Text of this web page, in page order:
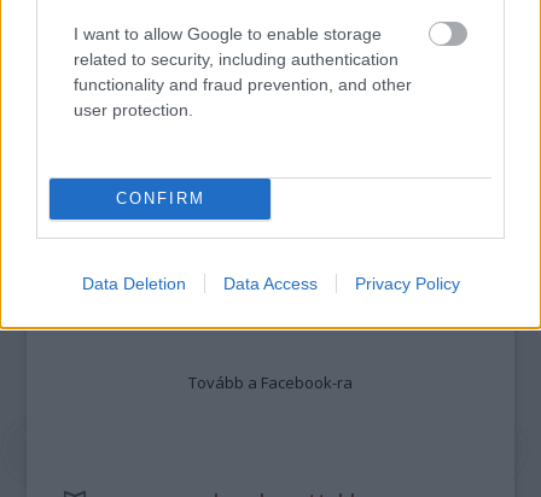
I want to allow Google to enable storage
related to security, including authentication
functionality and fraud prevention, and other
user protection.
CONFIRM
Data Deletion Data Access Privacy Policy
MUCSI ZOLTÁN VISSZATÉR – EGY ÉLETEM
STAND UP EST
https://kulturpart.hu/api/trackback/id/7913330
Kommentek:
szolgáltatás technikai
üzemeltetője semmilyen felelősséget
Tovább a Facebook-ra